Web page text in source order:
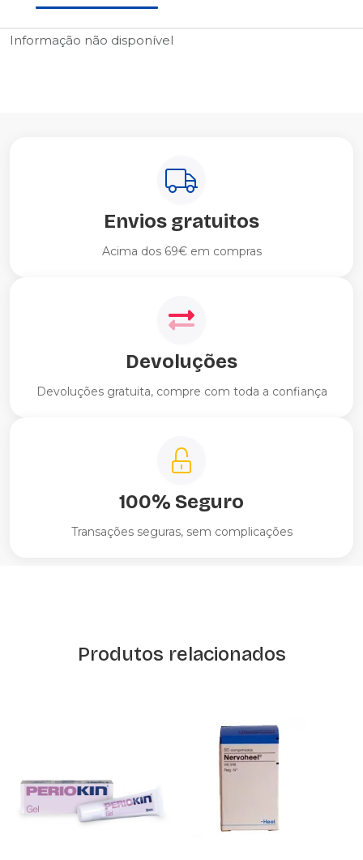
Informação não disponível
Envios gratuitos
Acima dos 69€ em compras
Devoluções
Devoluções gratuita, compre com toda a confiança
100% Seguro
Transações seguras, sem complicações
Produtos relacionados